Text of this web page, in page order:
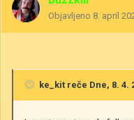
Objavljeno 8. april
ke_kit reče Dne, 8. 4.